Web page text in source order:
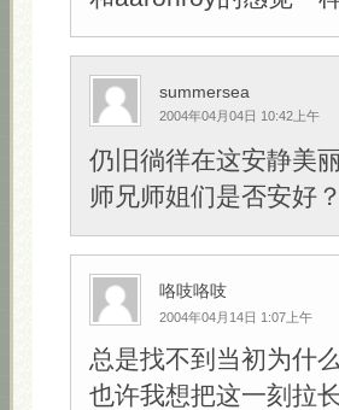
summersea
2004年04月04日 10:42上午
仍旧徜徉在这安静美
师兄师姐们是否安好？
咯吱咯吱
2004年04月14日 1:07上午
总是找不到当初为什
也许我想把这一刻拉长